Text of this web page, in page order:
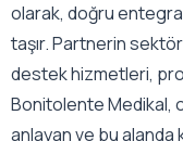
olarak, doğru
taşır. Partnerin
destek hizmetleri,
Bonitolente Medikal,
anlayan ve bu alanda